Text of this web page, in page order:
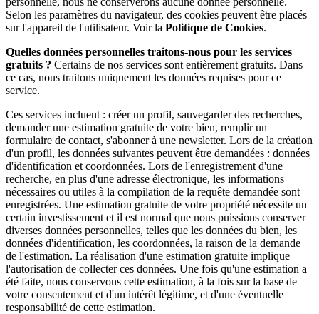
Selon les paramètres du navigateur, des cookies peuvent être placés
sur l'appareil de l'utilisateur. Voir la Politique de Cookies.
Quelles données personnelles traitons-nous pour les services
gratuits ? Certains de nos services sont entièrement gratuits. Dans
ce cas, nous traitons uniquement les données requises pour ce
service.
Ces services incluent : créer un profil, sauvegarder des recherches,
demander une estimation gratuite de votre bien, remplir un
formulaire de contact, s'abonner à une newsletter. Lors de la création
d'un profil, les données suivantes peuvent être demandées : données
d'identification et coordonnées. Lors de l'enregistrement d'une
recherche, en plus d'une adresse électronique, les informations
nécessaires ou utiles à la compilation de la requête demandée sont
enregistrées. Une estimation gratuite de votre propriété nécessite un
certain investissement et il est normal que nous puissions conserver
diverses données personnelles, telles que les données du bien, les
données d'identification, les coordonnées, la raison de la demande
de l'estimation. La réalisation d'une estimation gratuite implique
l'autorisation de collecter ces données. Une fois qu'une estimation a
été faite, nous conservons cette estimation, à la fois sur la base de
votre consentement et d'un intérêt légitime, et d'une éventuelle
responsabilité de cette estimation.